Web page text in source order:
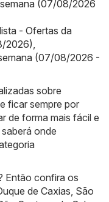
(07/08/2026
- Ofertas da
2026)
(07/08/2026 -
sobre
ficar sempre por
de forma mais fácil e
onde
Então confira os
de Caxias São